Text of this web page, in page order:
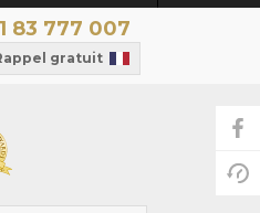
83 777 007
gratuit